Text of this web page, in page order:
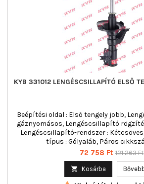
KYB 331012 LENGÉSCSILLAPÍTÓ ELSŐ
Beépítési oldal : Első tengely jobb,
gáznyomásos, Lengéscsillapító
Lengéscsillapító-rendszer :
típus : Gólyaláb, Páros
Ár
72 758 Ft Normál
121 263 Ft
 Kosárba